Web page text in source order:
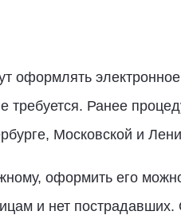
оформлять
Ранее
Московской и
оформить его
и нет